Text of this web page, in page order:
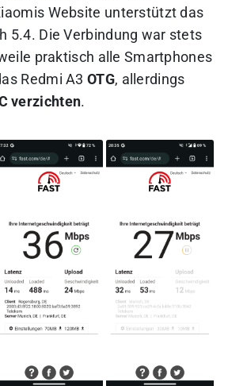
Website unterstützt das
5.4. Die Verbindung war stets
praktisch alle Smartphones
Redmi A3OTG, allerdings
verzichten.